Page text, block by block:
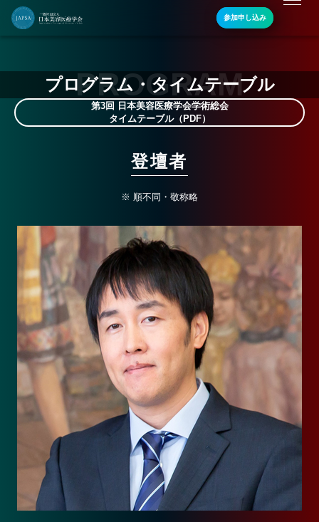
参加申し込み
プログラム・タイムテーブル
PROGRAM
第3回 日本美容医療学会学術総会
タイムテーブル（PDF）
登壇者
※ 順不同・敬称略